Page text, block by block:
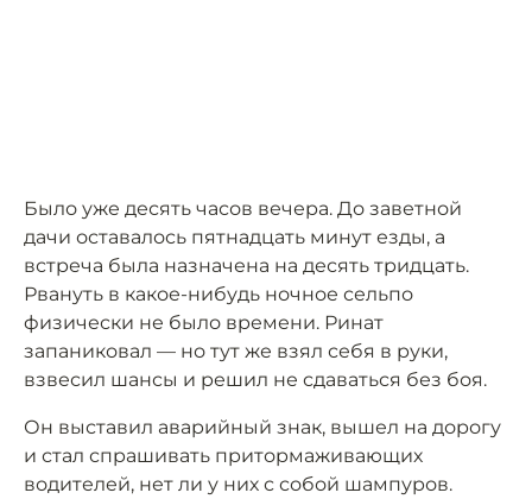
Было уже десять часов вечера. До заветной
дачи оставалось пятнадцать минут езды, а
встреча была назначена на десять тридцать.
Рвануть в какое-нибудь ночное сельпо
физически не было времени. Ринат
запаниковал — но тут же взял себя в руки,
взвесил шансы и решил не сдаваться без боя.
Он выставил аварийный знак, вышел на дорогу
и стал спрашивать притормаживающих
водителей, нет ли у них с собой шампуров.